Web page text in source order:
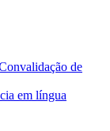
de
em língua